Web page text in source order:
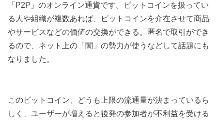
「P2P」のオンライン通貨です。ビットコインを扱ってい
る人や組織が複数あれば、ビットコインを介在させて商品
やサービスなどの価値の交換ができる。匿名で取引ができ
るので、ネット上の「闇」の勢力が使うなどして話題にも
なりました。
このビットコイン、どうも上限の流通量が決まっているら
しく、ユーザーが増えると後発の参加者が不利益を受ける